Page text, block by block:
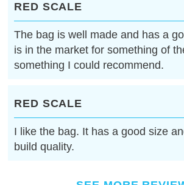
RED SCALE
The bag is well made and has a
is in the market for something of
something I could recommend.
RED SCALE
I like the bag. It has a good size
build quality.